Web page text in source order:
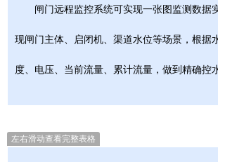
闸门远程监控系统可实现一张图监测数据
现闸门主体、启闭机、渠道水位等场景，根据
度、电压、当前流量、累计流量，做到精确控水
左右滑动查看完整表格